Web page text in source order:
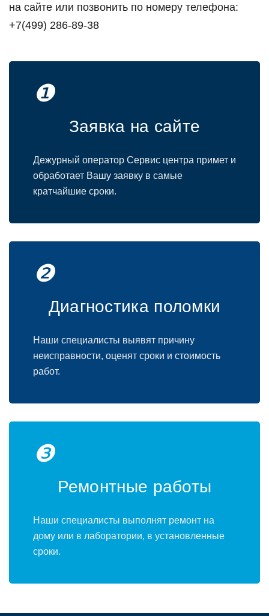
на сайте или позвонить по номеру телефона:
+7(499) 286-89-38
❶
Заявка на сайте
Дежурный оператор Сервис центра примет и
обработает Вашу заявку в самые
кратчайшие сроки.
❷
Диагностика поломки
Наши специалисты выявят причину
неисправности, оценят сроки и стоимость
работ.
❸
Ремонтные работы
Наши специалисты выполнят ремонт на
дому или в лаборатории, в установленные
сроки.